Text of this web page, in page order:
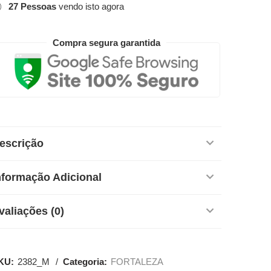
27 Pessoas vendo isto agora
Compra segura garantida
Adicional
(0)
2382_M Categoria: FORTALEZA